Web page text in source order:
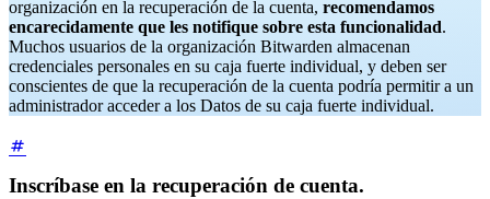
organización en la recuperación de la cuenta, recomendamos
encarecidamente que les notifique sobre esta funcionalidad.
Muchos usuarios de la organización Bitwarden almacenan
credenciales personales en su caja fuerte individual, y deben ser
conscientes de que la recuperación de la cuenta podría permitir a un
administrador acceder a los Datos de su caja fuerte individual.
Inscríbase en la recuperación de cuenta.